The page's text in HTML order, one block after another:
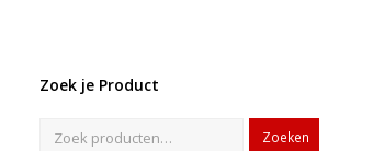
Zoek je Product
Zoeken